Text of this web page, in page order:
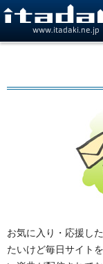
www.itadaki.ne.jp
お気に入り・応援し
たいけど毎日サイト